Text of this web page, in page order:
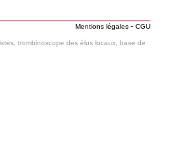
Mentions légales - CGU
trombinoscope des élus locaux, base de